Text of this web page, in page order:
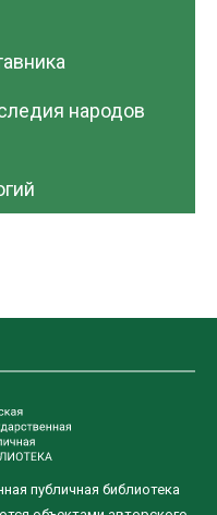
народов
публичная библиотека